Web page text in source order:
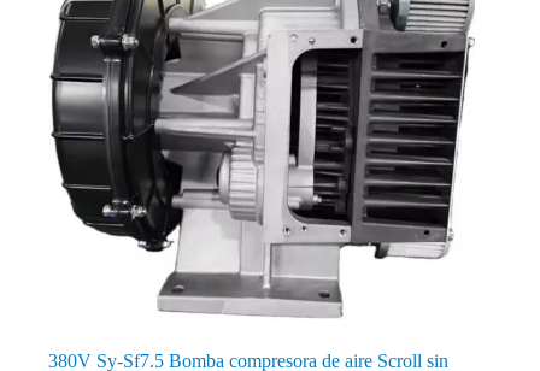
380V Sy-Sf7.5 Bomba compresora de aire Scroll sin